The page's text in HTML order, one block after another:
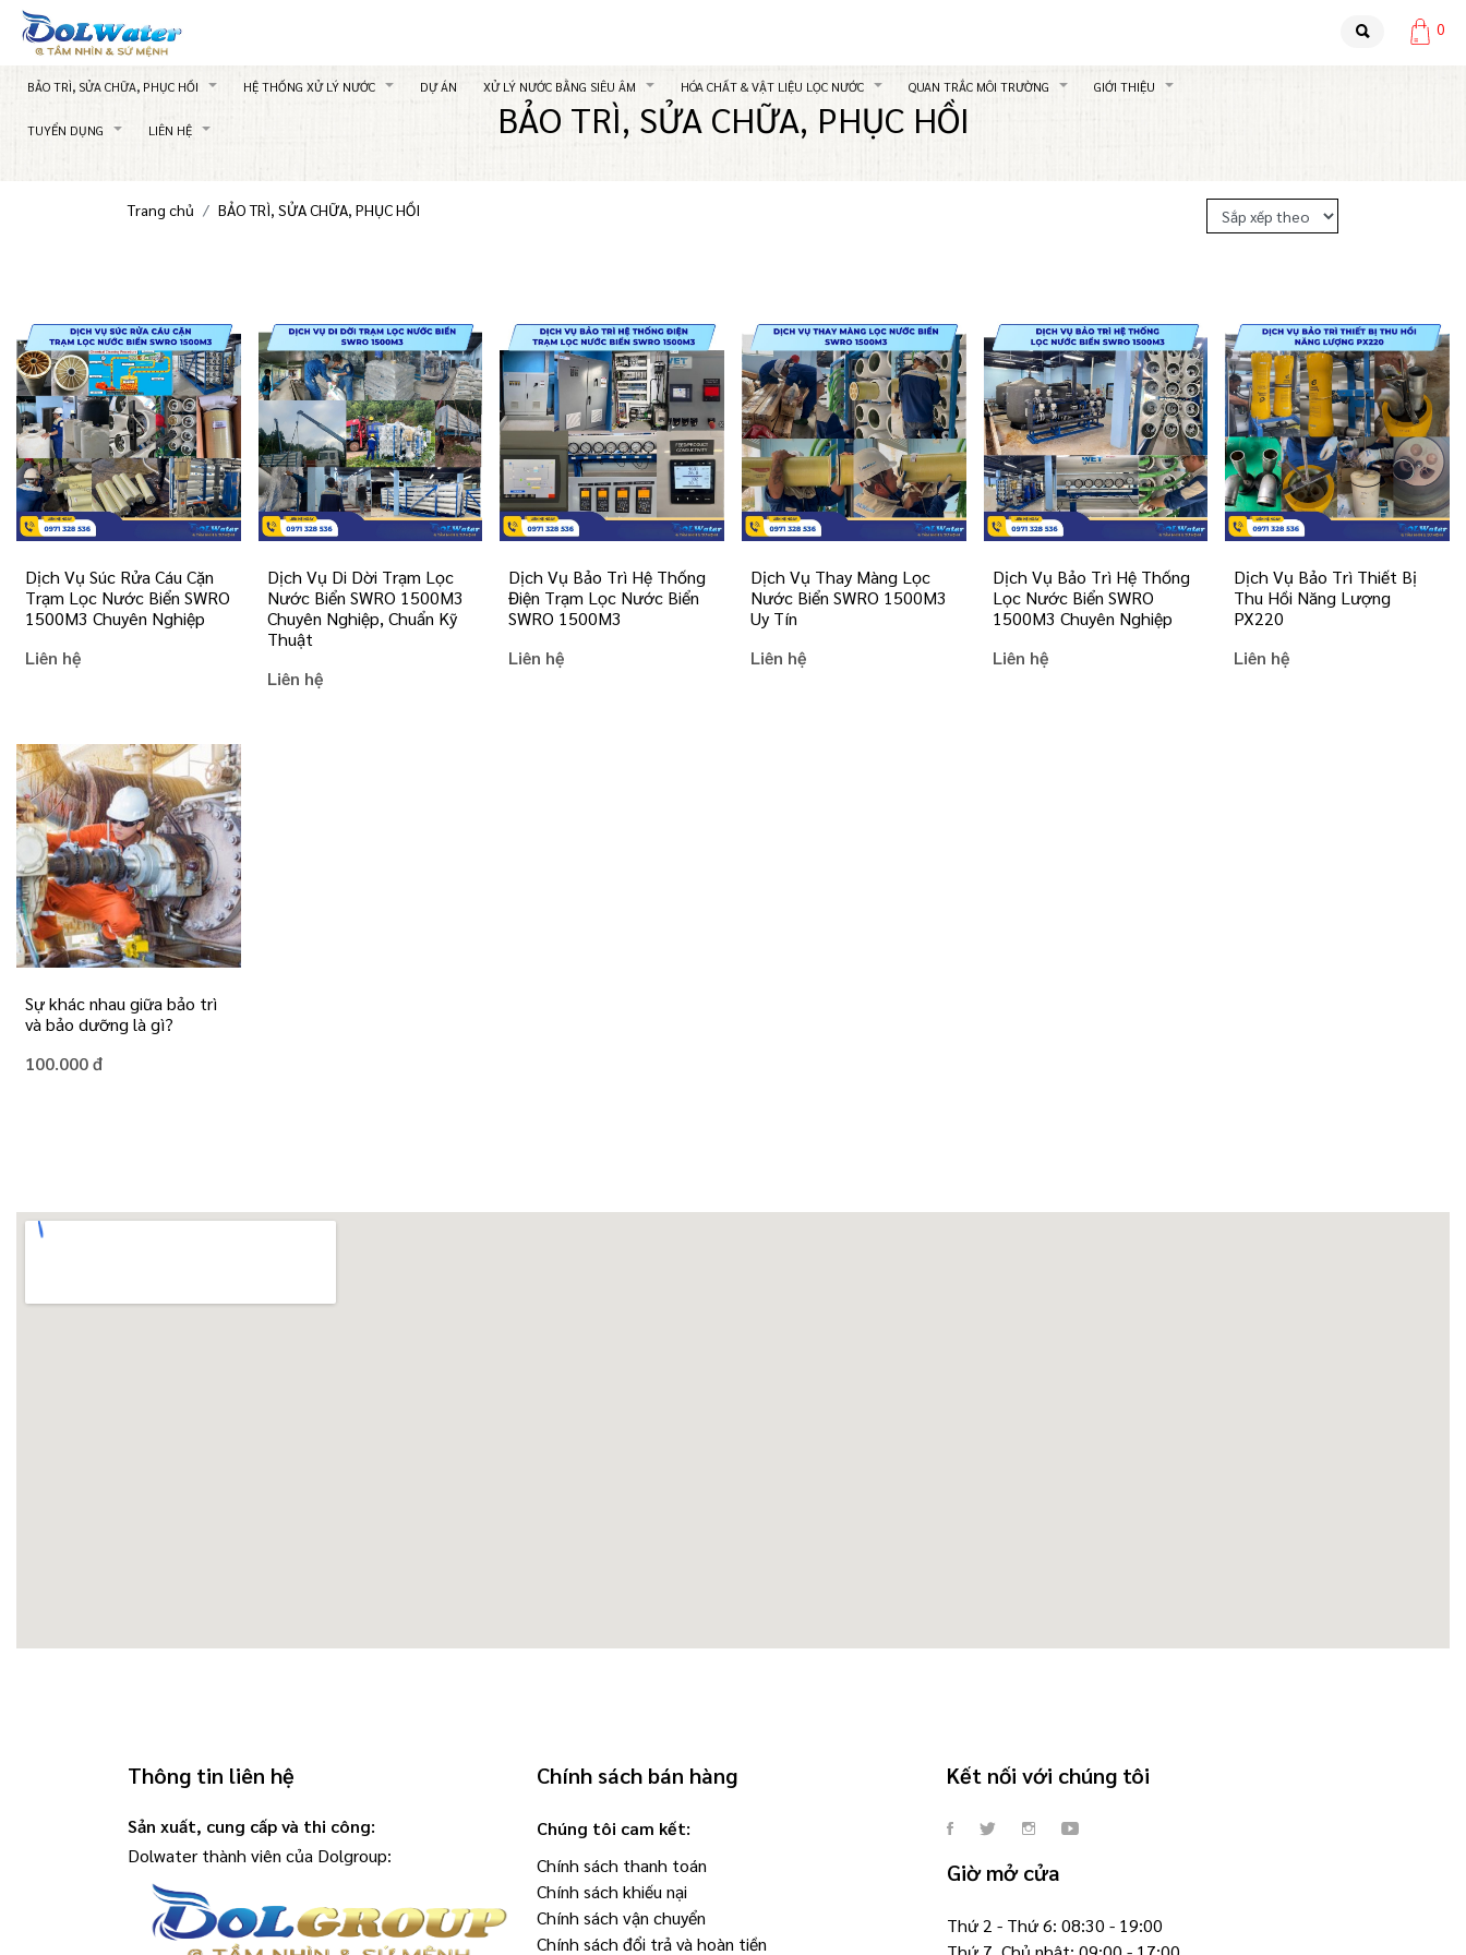
BẢO TRÌ, SỬA CHỮA, PHỤC HỒI HỆ THỐNG XỬ LÝ NƯỚC DỰ ÁN XỬ LÝ NƯỚC BẰNG SIÊU ÂM HÓA CHẤT & VẬT LIỆU LỌC NƯỚC QUAN TRẮC MÔI TRƯỜNG GIỚI THIỆU
TUYỂN DỤNG LIÊN HỆ
0
BẢO TRÌ, SỬA CHỮA, PHỤC HỒI
Trang chủ BẢO TRÌ, SỬA CHỮA, PHỤC HỒI
Dịch Vụ Súc Rửa Cáu Cặn
Trạm Lọc Nước Biển SWRO
1500M3 Chuyên Nghiệp
Liên hệ
Dịch Vụ Di Dời Trạm Lọc
Nước Biển SWRO 1500M3
Chuyên Nghiệp, Chuẩn Kỹ
Thuật
Liên hệ
Dịch Vụ Bảo Trì Hệ Thống
Điện Trạm Lọc Nước Biển
SWRO 1500M3
Liên hệ
Dịch Vụ Thay Màng Lọc
Nước Biển SWRO 1500M3
Uy Tín
Liên hệ
Dịch Vụ Bảo Trì Hệ Thống
Lọc Nước Biển SWRO
1500M3 Chuyên Nghiệp
Liên hệ
Dịch Vụ Bảo Trì Thiết Bị
Thu Hồi Năng Lượng
PX220
Liên hệ
Sự khác nhau giữa bảo trì
và bảo dưỡng là gì?
100.000 đ
Thông tin liên hệ
Sản xuất, cung cấp và thi công:
Dolwater thành viên của Dolgroup:
Chính sách bán hàng
Chúng tôi cam kết:
Chính sách thanh toán
Chính sách khiếu nại
Chính sách vận chuyển
Chính sách đổi trả và hoàn tiền
Kết nối với chúng tôi
Giờ mở cửa
Thứ 2 - Thứ 6: 08:30 - 19:00